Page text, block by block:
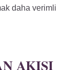
daha verimli
AKIŞI